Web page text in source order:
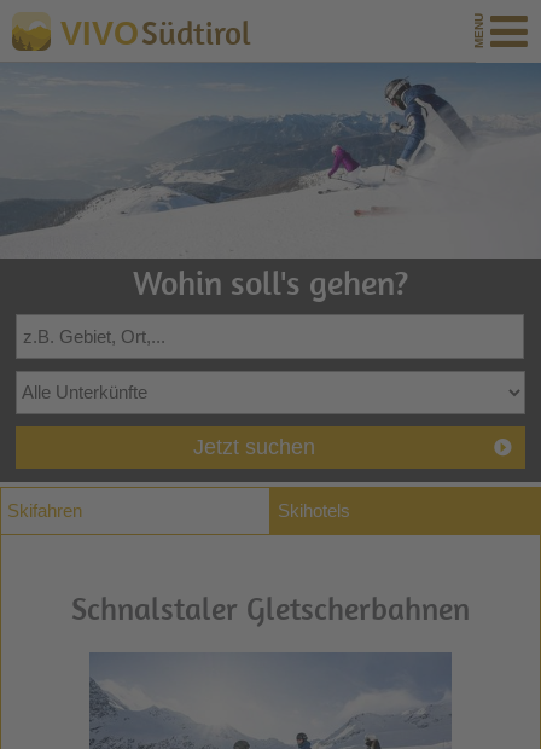
VIVOSüdtirol
Wohin soll's gehen?
Jetzt suchen
Skifahren Skihotels
Schnalstaler Gletscherbahnen